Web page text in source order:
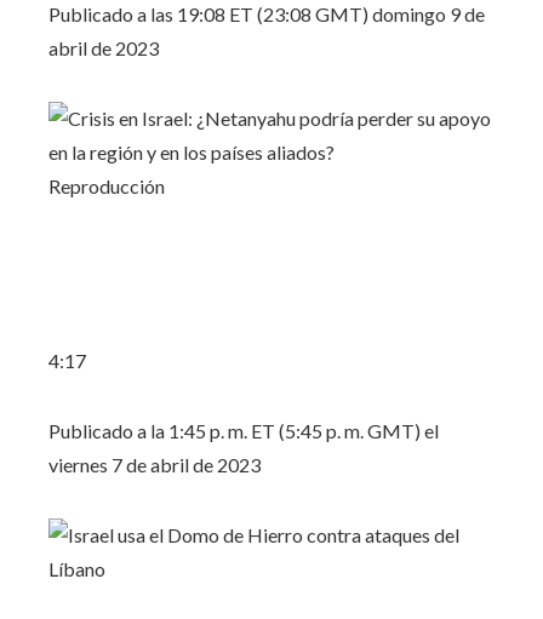
Publicado a las 19:08 ET (23:08 GMT) domingo 9 de
abril de 2023
Reproducción
4:17
Publicado a la 1:45 p. m. ET (5:45 p. m. GMT) el
viernes 7 de abril de 2023